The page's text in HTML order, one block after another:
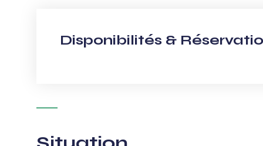
Disponibilités &